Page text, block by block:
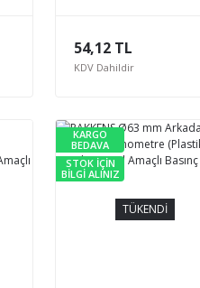
54,12 TL
KDV Dahildir
TÜKENDİ
KARGO
BEDAVA
STOK İÇİN
BİLGİ ALINIZ